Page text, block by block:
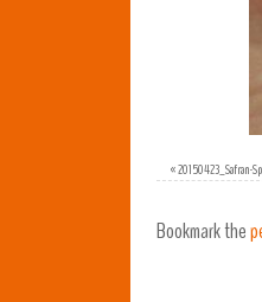
«20150423_Safran-
Bookmark the